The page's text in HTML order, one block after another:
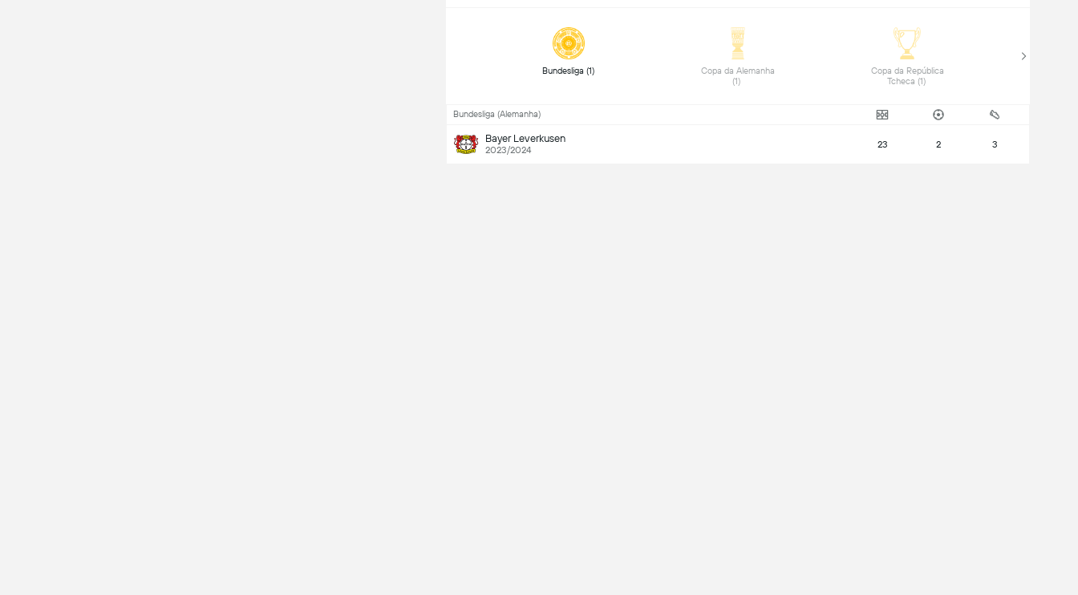
Copa da Alemanha
Copa da República
Tcheca (1)
Bundesliga (Alemanha)
Bayer Leverkusen
2023/2024 23 2 3